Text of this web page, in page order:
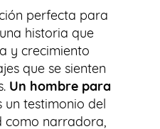
perfecta para
historia que
y crecimiento
que se sienten
Un hombre para
un testimonio del
como narradora,